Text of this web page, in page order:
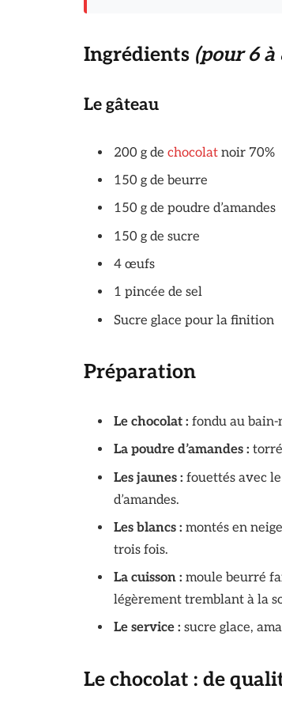
Ingrédients (pour 6 à
Le gâteau
200 g de chocolatnoir 70%
150 g de beurre
150 g de poudre d’amandes
150 g de sucre
4 œufs
1 pincée de sel
Sucre glace pour la finition
Préparation
Le chocolat : fondu au
La poudre d’amandes :
Les jaunes : fouettés avec
d’amandes.
Les blancs : montés en
trois fois.
La cuisson : moule beurré
légèrement tremblant à la
Le service : sucre glace,
Le chocolat : de